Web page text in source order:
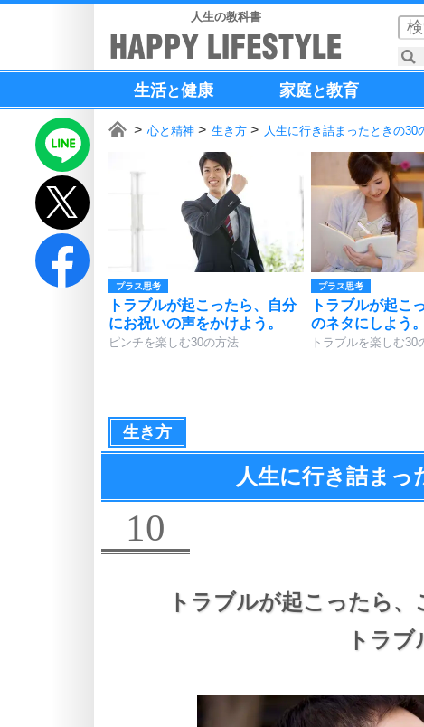
人生の教科書
生活と健康 家庭と教育
心と精神 生き方 人生に行き詰まったときの30
プラス思考
トラブルが起こったら、自分
にお祝いの声をかけよう。
ピンチを楽しむ30の方法
プラス思考
トラブルが起こ
のネタにしよう。
トラブルを楽しむ30
生き方
人生に行き詰まっ
10
トラブルが起こったら、
トラブ